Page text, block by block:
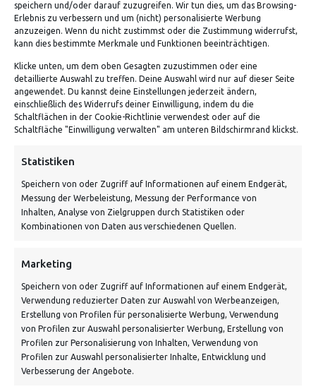
speichern und/oder darauf zuzugreifen. Wir tun dies, um das Browsing-
Erlebnis zu verbessern und um (nicht) personalisierte Werbung
anzuzeigen. Wenn du nicht zustimmst oder die Zustimmung widerrufst,
kann dies bestimmte Merkmale und Funktionen beeinträchtigen.
Klicke unten, um dem oben Gesagten zuzustimmen oder eine
detaillierte Auswahl zu treffen. Deine Auswahl wird nur auf dieser Seite
angewendet. Du kannst deine Einstellungen jederzeit ändern,
einschließlich des Widerrufs deiner Einwilligung, indem du die
Schaltflächen in der Cookie-Richtlinie verwendest oder auf die
Schaltfläche "Einwilligung verwalten" am unteren Bildschirmrand klickst.
Statistiken
Speichern von oder Zugriff auf Informationen auf einem Endgerät,
Messung der Werbeleistung, Messung der Performance von
Inhalten, Analyse von Zielgruppen durch Statistiken oder
Kombinationen von Daten aus verschiedenen Quellen.
Marketing
Speichern von oder Zugriff auf Informationen auf einem Endgerät,
Verwendung reduzierter Daten zur Auswahl von Werbeanzeigen,
Erstellung von Profilen für personalisierte Werbung, Verwendung
von Profilen zur Auswahl personalisierter Werbung, Erstellung von
Profilen zur Personalisierung von Inhalten, Verwendung von
Profilen zur Auswahl personalisierter Inhalte, Entwicklung und
Verbesserung der Angebote.
Bewertet mit 4.50 von 5
geprüfte Gesamtbewertungen
ADRESSE
Von Tiling GmbH
Bahnhofstraße 3, 06268 Nemsdorf-Göhrendorf
Kontakt: Mo - Fr von 10:00 bis 18:00 Uhr
info@vontiling.de
Schnell und grün versendet: